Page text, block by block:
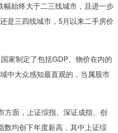
幅始终大于二三线城市，且进一步
是三四线城市，5月以来二手房价
家制定了包括GDP、物价在内的
中大众感知最直观的，当属股市
方面，上证综指、深证成指、创
数均创下年度新高，其中上证综